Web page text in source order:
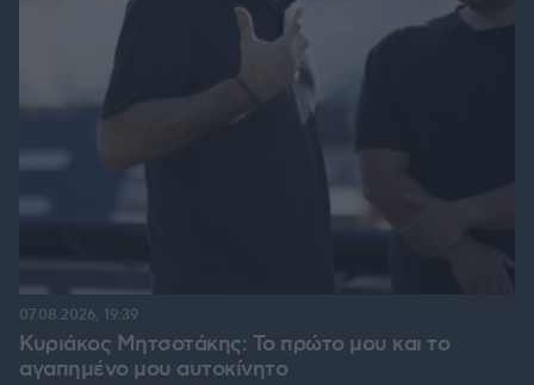
Κυριάκος Μητσοτάκης: Το πρώτο μου και το
αγαπημένο μου αυτοκίνητο
07.08.2026, 19:39